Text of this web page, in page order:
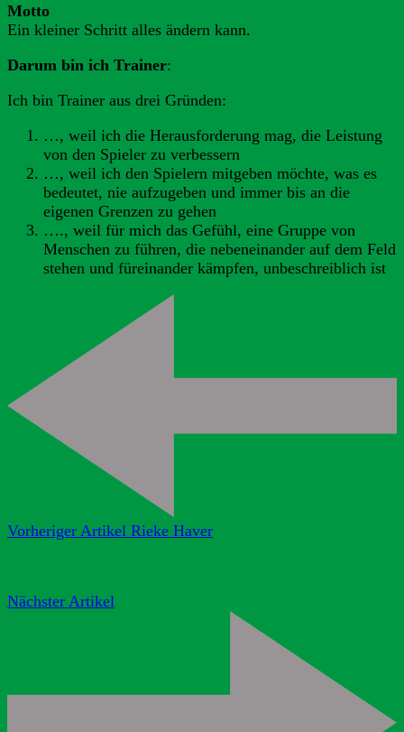
Motto
Ein kleiner Schritt alles ändern kann.
Darum bin ich Trainer:
Ich bin Trainer aus drei Gründen:
…, weil ich die Herausforderung mag, die Leistung
von den Spieler zu verbessern
…, weil ich den Spielern mitgeben möchte, was es
bedeutet, nie aufzugeben und immer bis an die
eigenen Grenzen zu gehen
…., weil für mich das Gefühl, eine Gruppe von
Menschen zu führen, die nebeneinander auf dem Feld
stehen und füreinander kämpfen, unbeschreiblich ist
Vorheriger Artikel Rieke Haver
Nächster Artikel